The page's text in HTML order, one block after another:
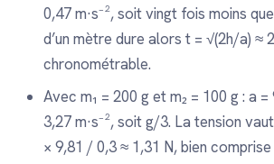
0,47 m·s⁻², soit vingt fois moins
d’un mètre dure alors t = √(2h/a) ≈
chronométrable.
Avec m₁ = 200 g et m₂ = 100 g : a
3,27 m·s⁻², soit g/3. La tension
× 9,81 / 0,3 ≈ 1,31 N, bien